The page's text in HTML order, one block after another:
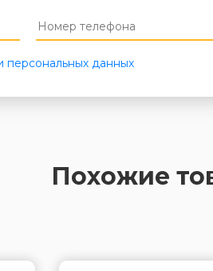
персональных данных
Похожие